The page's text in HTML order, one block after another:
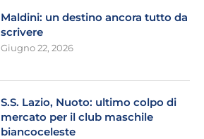
Maldini: un destino ancora tutto da
scrivere
Giugno 22, 2026
S.S. Lazio, Nuoto: ultimo colpo di
mercato per il club maschile
biancoceleste